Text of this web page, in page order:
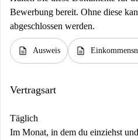
Bewerbung bereit. Ohne diese
abgeschlossen werden.
description Ausweis description
Vertragsart
Täglich
Im Monat, in dem du einziehst